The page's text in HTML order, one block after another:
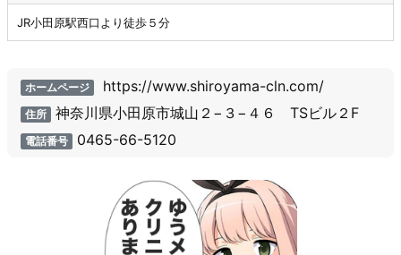
JR小田原駅西口より徒歩５分
ホームページ https://www.shiroyama-cln.com/
住所 神奈川県小田原市城山２−３−４６ TSビル２F
電話番号 0465-66-5120